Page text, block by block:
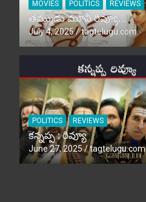
MOVIES POLITICS REVIEWS
తమ్ముడు మూవీ రివ్యూ…
July 4, 2025 tagtelugu.com
POLITICS REVIEWS
కన్నప్ప : రివ్యూ
June 27, 2025 tagtelugu.com